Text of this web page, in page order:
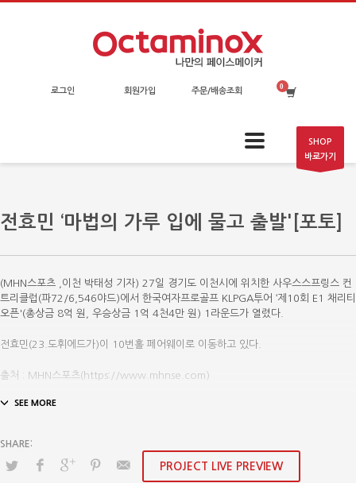
로그인 회원가입 주문/배송조회
SHOP
바로가기
전효민 ‘마법의 가루 입에 물고 출발'[포토]
(MHN스포츠 ,이천 박태성 기자) 27일 경기도 이천시에 위치한 사우스스프링스 컨
트리클럽(파72/6,546야드)에서 한국여자프로골프 KLPGA투어 ‘제10회 E1 채리티
오픈'(총상금 8억 원, 우승상금 1억 4천4만 원) 1라운드가 열렸다.
전효민(23.도휘에드가)이 10번홀 페어웨이로 이동하고 있다.
출처 : MHN스포츠(https://www.mhnse.com)
PROJECT LIVE PREVIEW